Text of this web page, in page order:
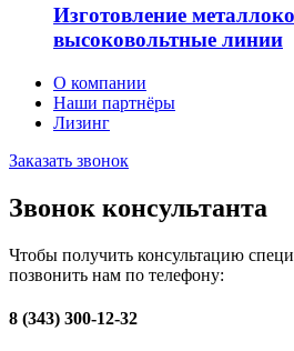
Изготовление
высоковольтные линии
О компании
Наши партнёры
Лизинг
Заказать звонок
Звонок консультанта
Чтобы получить консультацию
позвонить нам по телефону:
8 (343) 300-12-32